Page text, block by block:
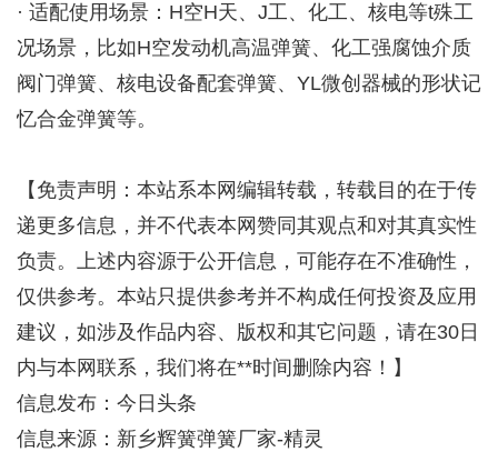
· 适配使用场景：H空H天、J工、化工、核电等t殊工
况场景，比如H空发动机高温弹簧、化工强腐蚀介质
阀门弹簧、核电设备配套弹簧、YL微创器械的形状记
忆合金弹簧等。
【免责声明：本站系本网编辑转载，转载目的在于传
递更多信息，并不代表本网赞同其观点和对其真实性
负责。上述内容源于公开信息，可能存在不准确性，
仅供参考。本站只提供参考并不构成任何投资及应用
建议，如涉及作品内容、版权和其它问题，请在30日
内与本网联系，我们将在**时间删除内容！】
信息发布：今日头条
信息来源： 新乡辉簧弹簧厂家-精灵